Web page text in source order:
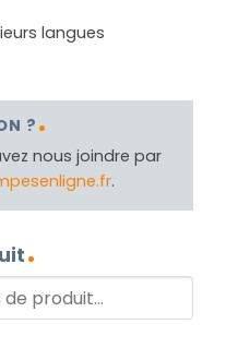
langues
?
nous joindre par
.